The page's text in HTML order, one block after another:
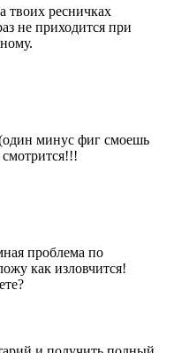
ресничках
не приходится при
минус фиг смоешь
проблема по
как изловчится!